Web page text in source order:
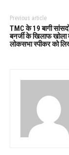
Previous article
TMC के 19 बागी
बनर्जी के खिलाफ खोला
लोकसभा स्पीकर को